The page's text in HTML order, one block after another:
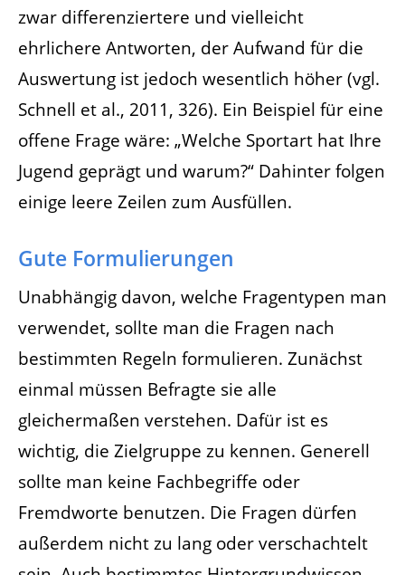
zwar differenziertere und vielleicht
ehrlichere Antworten, der Aufwand für die
Auswertung ist jedoch wesentlich höher (vgl.
Schnell et al., 2011, 326). Ein Beispiel für eine
offene Frage wäre: „Welche Sportart hat Ihre
Jugend geprägt und warum?“ Dahinter folgen
einige leere Zeilen zum Ausfüllen.
Gute Formulierungen
Unabhängig davon, welche Fragentypen man
verwendet, sollte man die Fragen nach
bestimmten Regeln formulieren. Zunächst
einmal müssen Befragte sie alle
gleichermaßen verstehen. Dafür ist es
wichtig, die Zielgruppe zu kennen. Generell
sollte man keine Fachbegriffe oder
Fremdworte benutzen. Die Fragen dürfen
außerdem nicht zu lang oder verschachtelt